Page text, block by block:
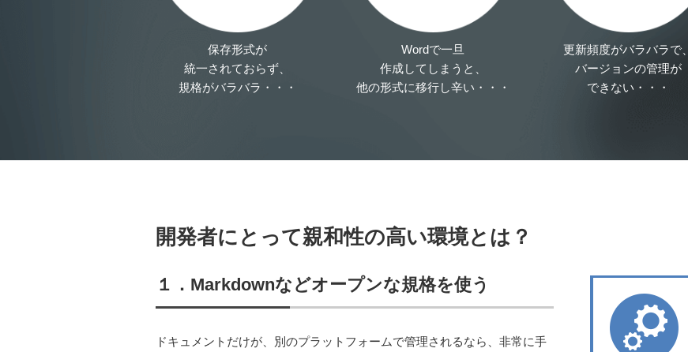
保存形式が
統一されておらず、
規格がバラバラ・・・
Wordで一旦
作成してしまうと、
他の形式に移行し辛い・・・
更新頻度がバラバラで、
バージョンの管理が
できない・・・
開発者にとって親和性の高い環境とは？
１．Markdownなどオープンな規格を使う
ドキュメントだけが、別のプラットフォームで管理されるなら、非常に手